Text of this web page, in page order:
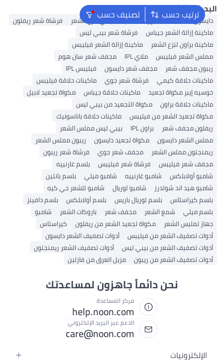
ترتيب حسب تصنيف حسب الشائع
K18 ماء الورد ماكينة كيمي لنزع الشعر
فرشاة شعر ريفلون
إزالة الشعر جيباس
فرشاة شعر بيبي ليس
براون لنزع الشعر
ماكينة إزالة الشعر فيليبس
الشعر فيليبس
ملاي IPL
مجفف شعر سان هوم
مجفف شعر
مجفف شعر دايسون
فيليبس IPL
حلاقة كيمي
فرشاة شعر جوي
ماكينات حلاقة فيليبس
إيبر مكواة تجعيد
ماكينات حلاقة جيباس
مكواة تجعيد لابيل
حلاقة براون
مكواة التجعيد من بيبي ليس
تجعيد الشعر من فيليبس
ماكينات حلاقة باناسونيك
مجفف شعر
براون IPL
بيبي ليس مملس الشعر
الشعر دايسون
مكواة تجعيد دايسون
ريبون مملس الشعر
مملس الشعر
مجفف شعر جوي
فرشاة شعر ريبون
شعر فيليبس
فرشاة شعر فيليبس
بلسم غارنييه
أولابلكس
شامبو غارنييه شامبو ميلي
بلسم بانتين
هيد اند شولدرز
شامبو لوريال
شامبو للشعر جي كيه
كيراستاس
بلسم لوريال باريس بلسم أولابلكس
بلسم دافينز
ميلي
شمع الشعر مجفف شعر باروكات الشعر
شامبو
تمليس الشعر
مكواة تجعيد الشعر من ريفلون
كيراستاس
تصفيف الشعر من فيليبس
أدوات تصفيف الشعر دايسون
تصفيف الشعر من بيبي ليس
أدوات تصفيف الشعر ريمنجتون
تصفيف الشعر من ريبون
مزيل العرق من فازلين
نحن دائماً جاهزون لمساعدتك
مركز المساعدة
help.noon.com
الدعم عبر البريد الإلكتروني
care@noon.com
الإلكترونيات